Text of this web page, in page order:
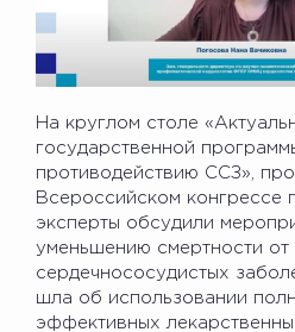
На круглом столе
государственной
противодействию ССЗ»,
Всероссийском конгрессе
эксперты обсудили
уменьшению смертности от
сердечнососудистых
шла об использовании
эффективных